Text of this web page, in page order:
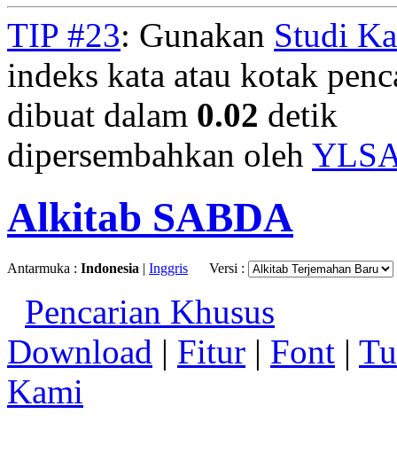
TIP #23: Gunakan Studi
indeks kata atau kotak
dibuat dalam 0.02 detik
dipersembahkan oleh
Alkitab SABDA
Antarmuka : Indonesia | Inggris Versi :
Pencarian Khusus
Download | Fitur | Font |
Kami